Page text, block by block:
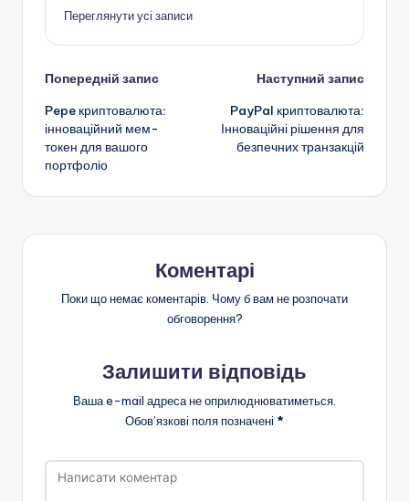
Переглянути усі записи
Навігація
по
запису
Попередній запис
Pepe криптовалюта:
інноваційний мем-
токен для вашого
портфоліо
Наступний запис
PayPal криптовалюта:
Інноваційні рішення для
безпечних транзакцій
Коментарі
Поки що немає коментарів. Чому б вам не розпочати
обговорення?
Залишити відповідь
Ваша e-mail адреса не оприлюднюватиметься.
Обов’язкові поля позначені *